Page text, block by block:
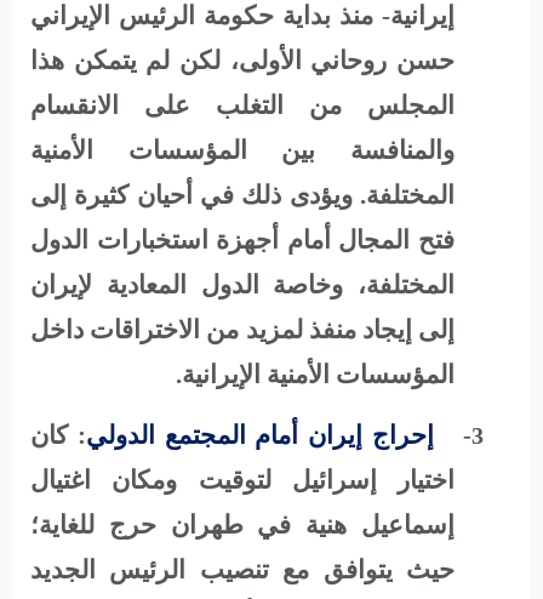
إيرانية- منذ بداية حكومة الرئيس الإيراني
حسن روحاني الأولى، لكن لم يتمكن هذا
المجلس من التغلب على الانقسام
والمنافسة بين المؤسسات الأمنية
المختلفة. ويؤدى ذلك في أحيان كثيرة إلى
فتح المجال أمام أجهزة استخبارات الدول
المختلفة، وخاصة الدول المعادية لإيران
إلى إيجاد منفذ لمزيد من الاختراقات داخل
المؤسسات الأمنية الإيرانية.
3- إحراج إيران أمام المجتمع الدولي: كان
اختيار إسرائيل لتوقيت ومكان اغتيال
إسماعيل هنية في طهران حرج للغاية؛
حيث يتوافق مع تنصيب الرئيس الجديد